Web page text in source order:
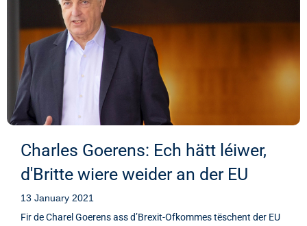
Charles Goerens: Ech hätt léiwer,
d'Britte wiere weider an der EU
13 January 2021
Fir de Charel Goerens ass d’Brexit-Ofkommes tëschent der EU